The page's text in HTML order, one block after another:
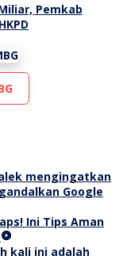
Pemkab
Ini Tips Aman